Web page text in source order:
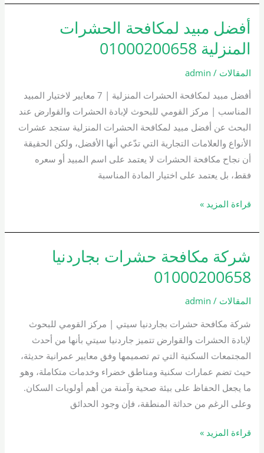
أفضل مبيد لمكافحة الحشرات
المنزلية 01000200658
المقالات /
admin
أفضل مبيد لمكافحة الحشرات المنزلية | 7 معايير لاختيار المبيد
المناسب | مركز القومي للبحوث لإبادة الحشرات والقوارض عند
البحث عن أفضل مبيد لمكافحة الحشرات المنزلية ستجد عشرات
الأنواع والعلامات التجارية التي تدّعي أنها الأفضل، ولكن الحقيقة
أن نجاح مكافحة الحشرات لا يعتمد على اسم المبيد أو سعره
فقط، بل يعتمد على اختيار المادة المناسبة
أفضل
مبيد
لمكافحة
الحشرات
المنزلية
01000200658
قراءة المزيد »
شركة مكافحة حشرات بجاردنيا
01000200658
المقالات /
admin
شركة مكافحة حشرات بجاردنيا سيتي | مركز القومي للبحوث
لإبادة الحشرات والقوارض تتميز جاردنيا سيتي بأنها من أحدث
المجتمعات السكنية التي تم تصميمها وفق معايير عمرانية حديثة،
حيث تضم عمارات سكنية ومناطق خضراء وخدمات متكاملة، وهو
ما يجعل الحفاظ على بيئة صحية وآمنة من أهم أولويات السكان.
وعلى الرغم من حداثة المنطقة، فإن وجود الحدائق
شركة
مكافحة
حشرات
بجاردنيا
قراءة المزيد »